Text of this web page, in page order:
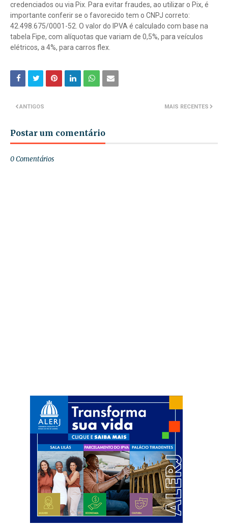
credenciados ou via Pix. Para evitar fraudes, ao utilizar o Pix, é
importante conferir se o favorecido tem o CNPJ correto:
42.498.675/0001-52. O valor do IPVA é calculado com base na
tabela Fipe, com alíquotas que variam de 0,5%, para veículos
elétricos, a 4%, para carros flex.
MAIS RECENTES
ANTIGOS
Postar um comentário
0 Comentários